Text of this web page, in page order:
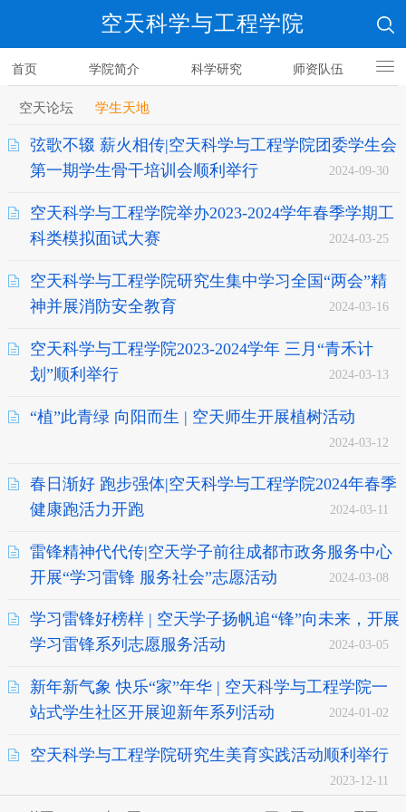
空天科学与工程学院
首页 学院简介 科学研究 师资队伍
人才培养
空天论坛 学生天地
弦歌不辍 薪火相传|空天科学与工程学院团委学生会
第一期学生骨干培训会顺利举行
2024-09-30
空天科学与工程学院举办2023-2024学年春季学期工
科类模拟面试大赛
2024-03-25
空天科学与工程学院研究生集中学习全国“两会”精
神并展消防安全教育
2024-03-16
空天科学与工程学院2023-2024学年 三月“青禾计
划”顺利举行
2024-03-13
“植”此青绿 向阳而生 | 空天师生开展植树活动
2024-03-12
春日渐好 跑步强体|空天科学与工程学院2024年春季
健康跑活力开跑
2024-03-11
雷锋精神代代传|空天学子前往成都市政务服务中心
开展“学习雷锋 服务社会”志愿活动
2024-03-08
学习雷锋好榜样 | 空天学子扬帆追“锋”向未来，开展
学习雷锋系列志愿服务活动
2024-03-05
新年新气象 快乐“家”年华 | 空天科学与工程学院一
站式学生社区开展迎新年系列活动
2024-01-02
空天科学与工程学院研究生美育实践活动顺利举行
2023-12-11